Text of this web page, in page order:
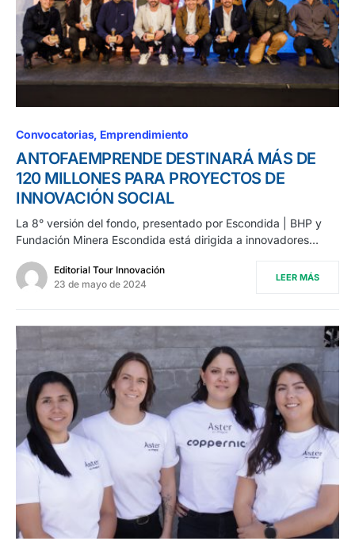
Convocatorias Emprendimiento
ANTOFAEMPRENDE DESTINARÁ MÁS DE
120 MILLONES PARA PROYECTOS DE
INNOVACIÓN SOCIAL
La 8° versión del fondo, presentado por Escondida | BHP y
Fundación Minera Escondida está dirigida a innovadores…
Editorial Tour Innovación
23 de mayo de 2024
LEER MÁS